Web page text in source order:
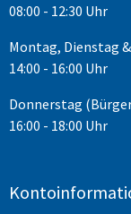
08:00 - 12:30 Uhr
Montag, Dienstag
14:00 - 16:00 Uhr
Donnerstag
16:00 - 18:00 Uhr